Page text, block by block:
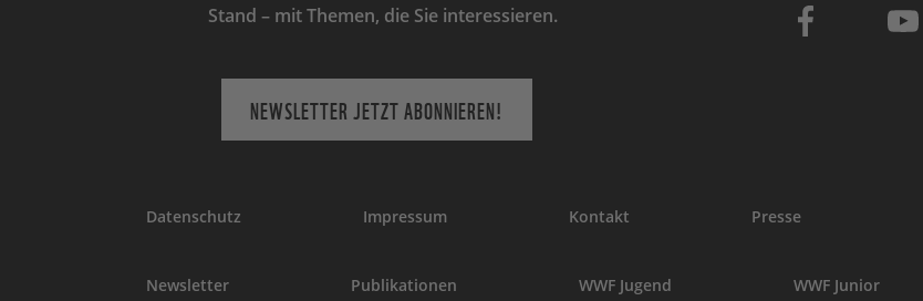
Stand – mit Themen, die Sie interessieren.
NEWSLETTER JETZT ABONNIEREN!
Datenschutz Impressum Kontakt Presse
Newsletter Publikationen WWF Jugend WWF Junior